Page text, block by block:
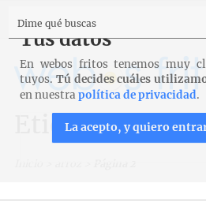
Etiqueta: arroz
Tus datos
En webos fritos tenemos muy
tuyos. Tú decides cuáles
en nuestrapolítica de privacidad.
La acepto, y quiero